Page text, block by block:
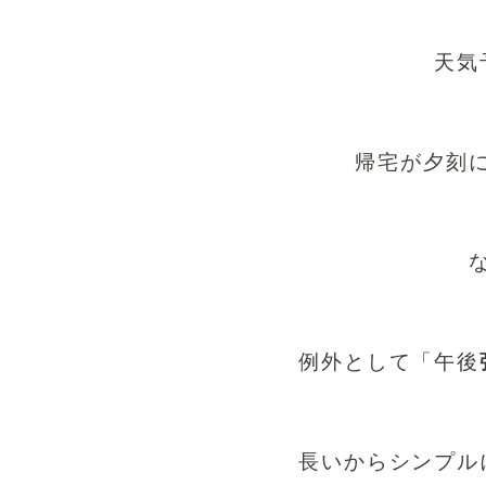
天気
帰宅が夕刻
例外として「午後
長いからシンプ